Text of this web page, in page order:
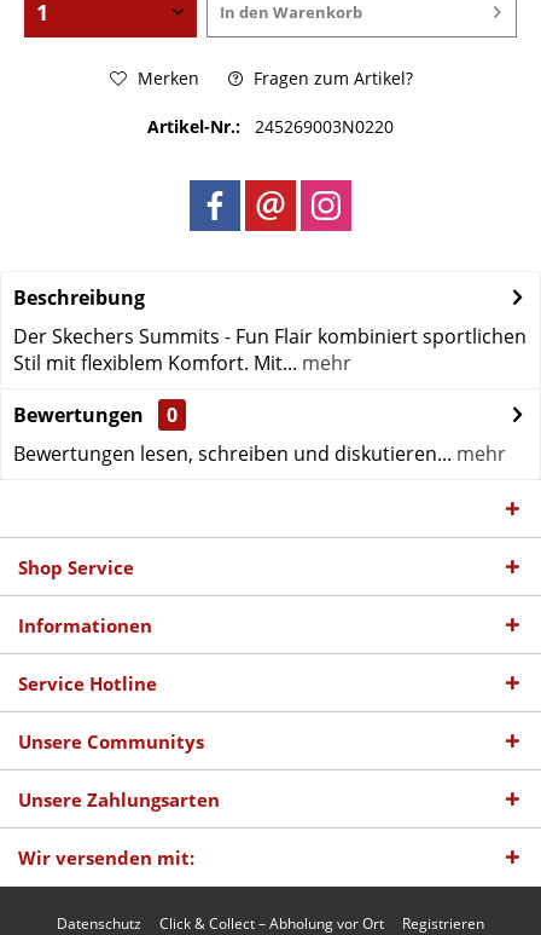
In den Warenkorb
Merken Fragen zum Artikel?
Artikel-Nr.: 245269003N0220
Beschreibung
Der Skechers Summits - Fun Flair kombiniert sportlichen
Stil mit flexiblem Komfort. Mit... mehr
Bewertungen
0
Bewertungen lesen, schreiben und diskutieren... mehr
Shop Service
Informationen
Service Hotline
Unsere Communitys
Unsere Zahlungsarten
Wir versenden mit:
Datenschutz Click & Collect – Abholung vor Ort
Registrieren